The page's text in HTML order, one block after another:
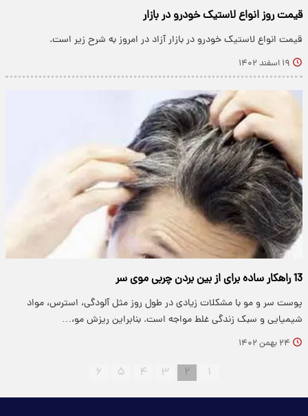
قیمت روز انواع لاستیک خودرو در بازار
قیمت انواع لاستیک خودرو در بازار آزاد در امروز به شرح زیر است.
۱۹ اسفند ۱۴۰۲
13 راهکار ساده برای از بین بردن چربی موی سر
پوست سر و مو با مشکلات زیادی در طول روز مثل آلودگی، استرس، مواد
شیمیایی و سبک زندگی غلط مواجه است. بنابراین ریزش مو،…
۲۴ بهمن ۱۴۰۲
۱ ۲ ۳ ۴ ۵ ۶